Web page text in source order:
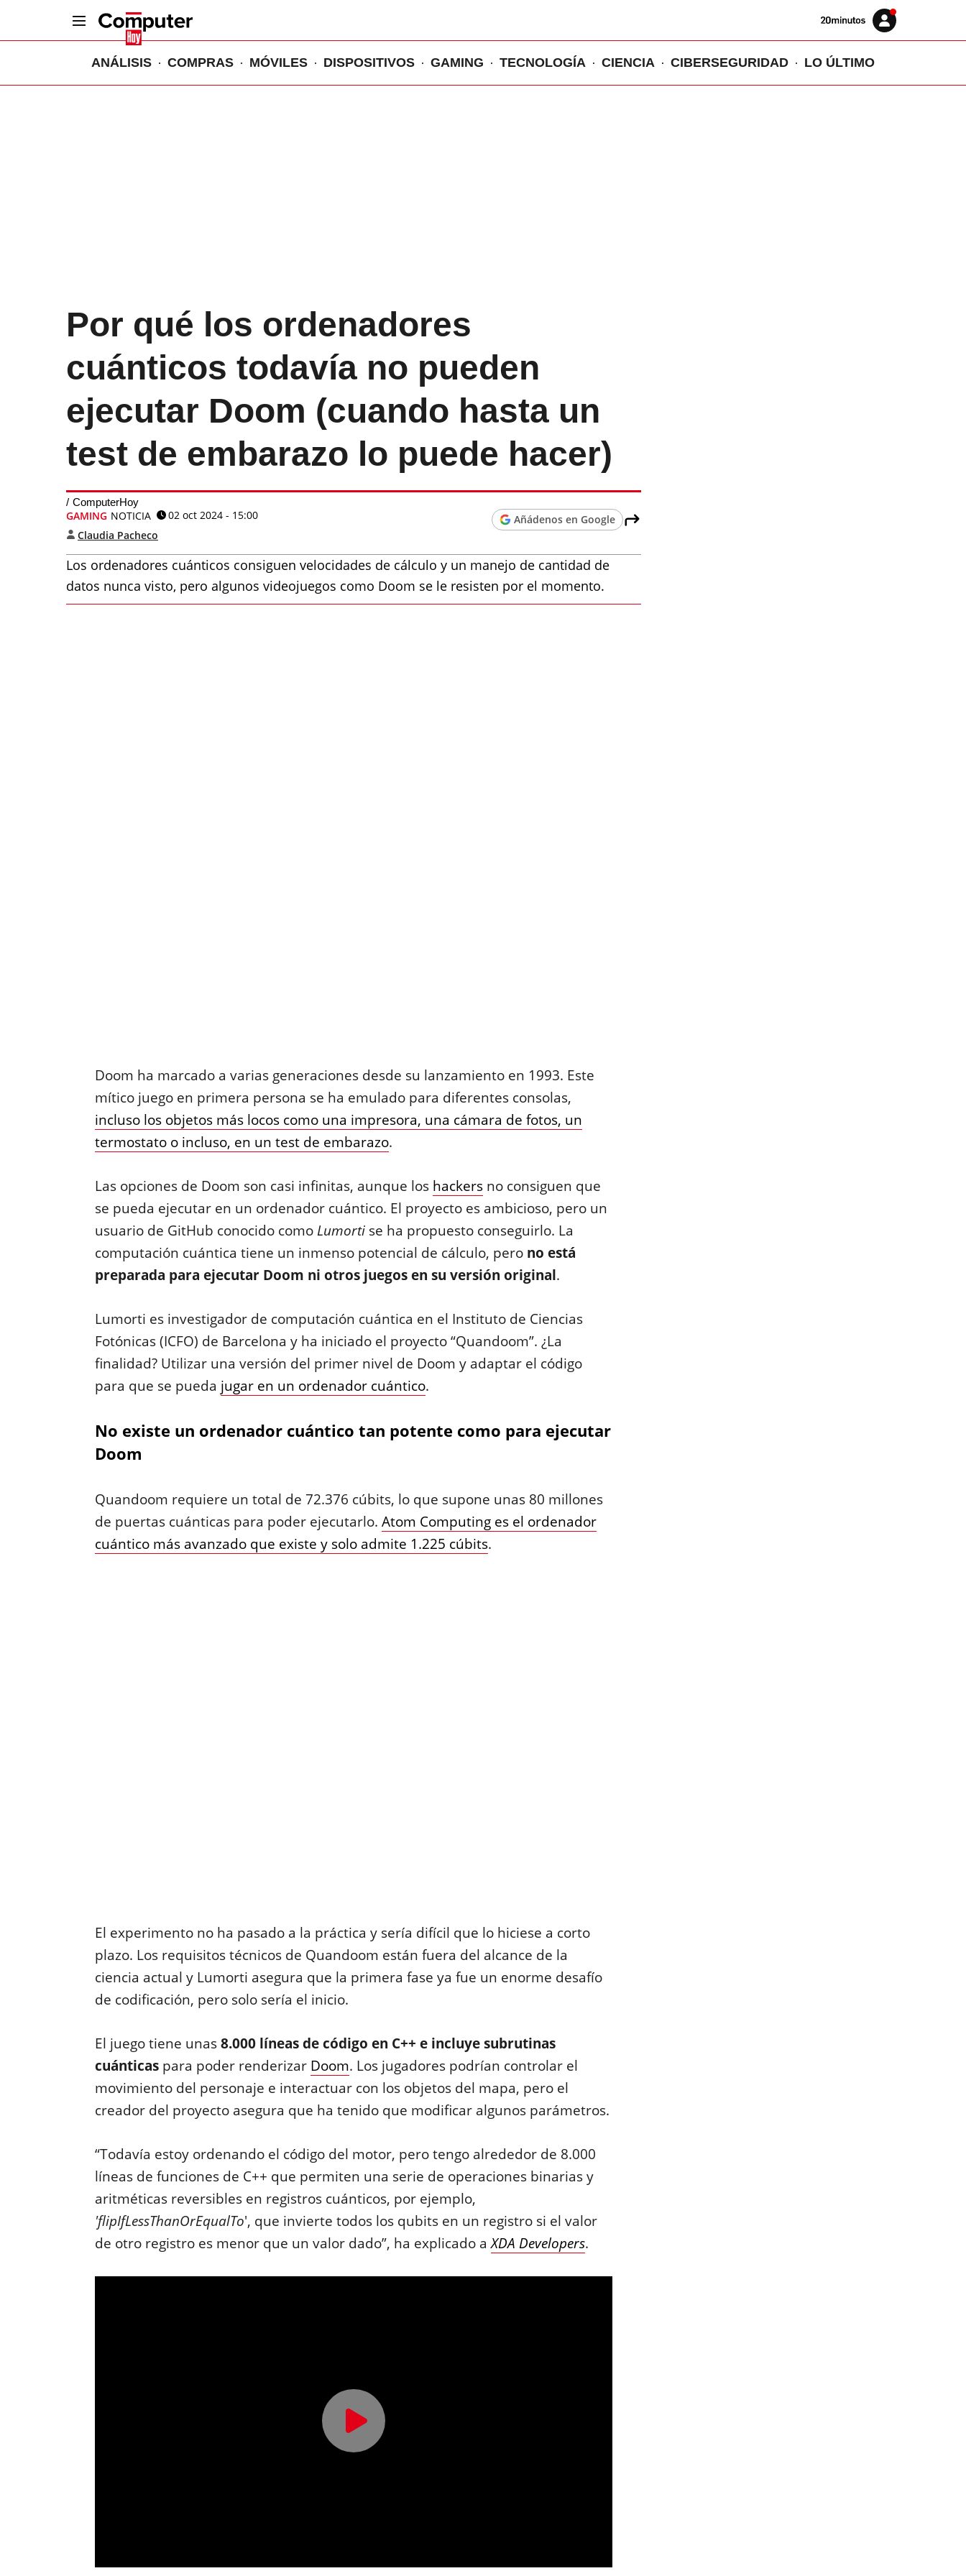
Volver
Iniciar
sesión
ANÁLISIS COMPRAS MÓVILES DISPOSITIVOS GAMING TECNOLOGÍA CIENCIA CIBERSEGURIDAD LO ÚLTIMO
Por qué los ordenadores
cuánticos todavía no pueden
ejecutar Doom (cuando hasta un
test de embarazo lo puede hacer)
ComputerHoy
GAMING NOTICIA
02 oct 2024 - 15:00
Claudia Pacheco
Añádenos en Google
Los ordenadores cuánticos consiguen velocidades de cálculo y un manejo de cantidad de
datos nunca visto, pero algunos videojuegos como Doom se le resisten por el momento.
Doom ha marcado a varias generaciones desde su lanzamiento en 1993. Este
mítico juego en primera persona se ha emulado para diferentes consolas,
incluso los objetos más locos como una impresora, una cámara de fotos, un
termostato o incluso, en un test de embarazo.
Las opciones de Doom son casi infinitas, aunque los hackersno consiguen que
se pueda ejecutar en un ordenador cuántico. El proyecto es ambicioso, pero un
usuario de GitHub conocido como Lumortise ha propuesto conseguirlo. La
computación cuántica tiene un inmenso potencial de cálculo, pero no está
preparada para ejecutar Doom ni otros juegos en su versión original.
Lumorti es investigador de computación cuántica en el Instituto de Ciencias
Fotónicas (ICFO) de Barcelona y ha iniciado el proyecto “Quandoom”. ¿La
finalidad? Utilizar una versión del primer nivel de Doom y adaptar el código
para que se pueda jugar en un ordenador cuántico.
No existe un ordenador cuántico tan potente como para ejecutar
Doom
Quandoom requiere un total de 72.376 cúbits, lo que supone unas 80 millones
de puertas cuánticas para poder ejecutarlo. Atom Computing es el ordenador
cuántico más avanzado que existe y solo admite 1.225 cúbits.
El experimento no ha pasado a la práctica y sería difícil que lo hiciese a corto
plazo. Los requisitos técnicos de Quandoom están fuera del alcance de la
ciencia actual y Lumorti asegura que la primera fase ya fue un enorme desafío
de codificación, pero solo sería el inicio.
El juego tiene unas8.000 líneas de código en C++ e incluye subrutinas
cuánticas para poder renderizar Doom. Los jugadores podrían controlar el
movimiento del personaje e interactuar con los objetos del mapa, pero el
creador del proyecto asegura que ha tenido que modificar algunos parámetros.
“Todavía estoy ordenando el código del motor, pero tengo alrededor de 8.000
líneas de funciones de C++ que permiten una serie de operaciones binarias y
aritméticas reversibles en registros cuánticos, por ejemplo,
'flipIfLessThanOrEqualTo', que invierte todos los qubits en un registro si el valor
de otro registro es menor que un valor dado”, ha explicado aXDA Developers.